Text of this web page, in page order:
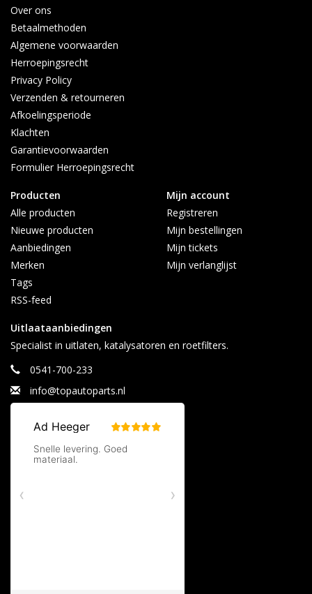
Over ons
Betaalmethoden
Algemene voorwaarden
Herroepingsrecht
Privacy Policy
Verzenden & retourneren
Afkoelingsperiode
Klachten
Garantievoorwaarden
Formulier Herroepingsrecht
Producten
Alle producten
Nieuwe producten
Aanbiedingen
Merken
Tags
RSS-feed
Mijn account
Registreren
Mijn bestellingen
Mijn tickets
Mijn verlanglijst
Uitlaataanbiedingen
Specialist in uitlaten, katalysatoren en roetfilters.
0541-700-233
info@topautoparts.nl